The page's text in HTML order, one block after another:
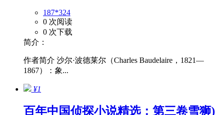
187*324
0 次阅读
0 次下载
简介：
作者简介 沙尔·波德莱尔（Charles Baudelaire，1821—
1867）：象...
¥1
百年中国侦探小说精选：第三卷雪狮)